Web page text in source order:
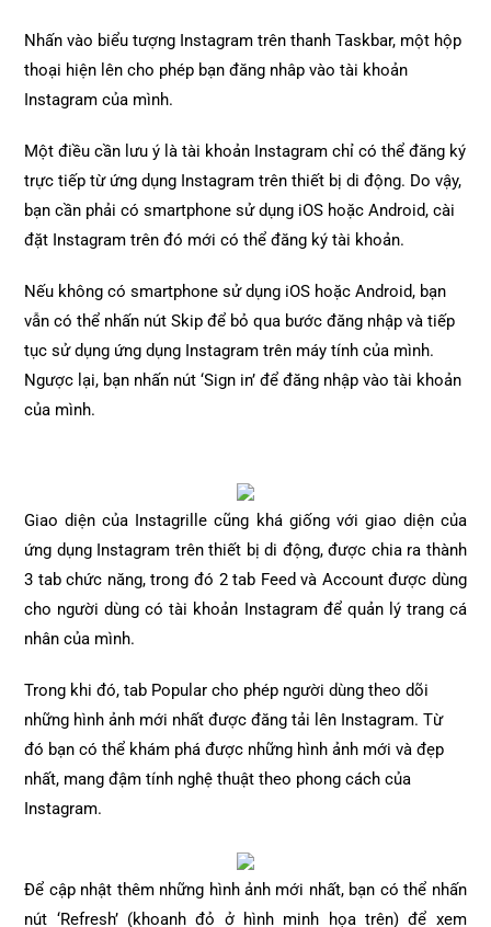
Nhấn vào biểu tượng Instagram trên thanh Taskbar, một hộp
thoại hiện lên cho phép bạn đăng nhâp vào tài khoản
Instagram của mình.
Một điều cần lưu ý là tài khoản Instagram chỉ có thể đăng ký
trực tiếp từ ứng dụng Instagram trên thiết bị di động. Do vậy,
bạn cần phải có smartphone sử dụng iOS hoặc Android, cài
đặt Instagram trên đó mới có thể đăng ký tài khoản.
Nếu không có smartphone sử dụng iOS hoặc Android, bạn
vẫn có thể nhấn nút Skip để bỏ qua bước đăng nhập và tiếp
tục sử dụng ứng dụng Instagram trên máy tính của mình.
Ngược lại, bạn nhấn nút ‘Sign in’ để đăng nhập vào tài khoản
của mình.
Giao diện của Instagrille cũng khá giống với giao diện của
ứng dụng Instagram trên thiết bị di động, được chia ra thành
3 tab chức năng, trong đó 2 tab Feed và Account được dùng
cho người dùng có tài khoản Instagram để quản lý trang cá
nhân của mình.
Trong khi đó, tab Popular cho phép người dùng theo dõi
những hình ảnh mới nhất được đăng tải lên Instagram. Từ
đó bạn có thể khám phá được những hình ảnh mới và đẹp
nhất, mang đậm tính nghệ thuật theo phong cách của
Instagram.
Để cập nhật thêm những hình ảnh mới nhất, bạn có thể nhấn
nút ‘Refresh’ (khoanh đỏ ở hình minh họa trên) để xem